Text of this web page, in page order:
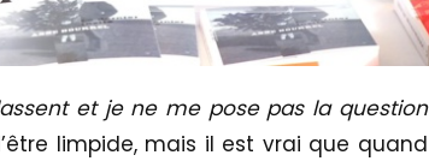
et je ne me pose pas la question
limpide, mais il est vrai que quand